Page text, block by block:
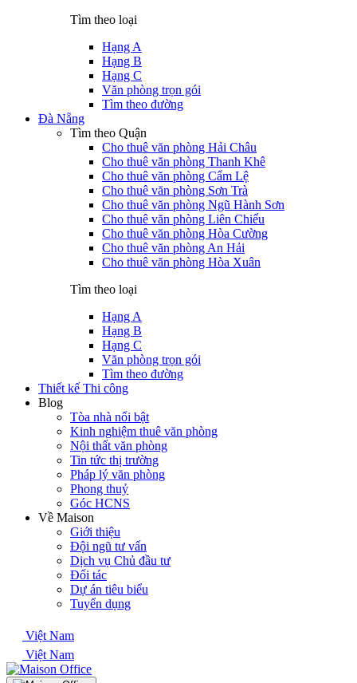
Tìm theo loại
Hạng A
Hạng B
Hạng C
Văn phòng trọn gói
Tìm theo đường
Đà Nẵng
Tìm theo Quận
Cho thuê văn phòng Hải Châu
Cho thuê văn phòng Thanh Khê
Cho thuê văn phòng Cẩm Lệ
Cho thuê văn phòng Sơn Trà
Cho thuê văn phòng Ngũ Hành Sơn
Cho thuê văn phòng Liên Chiểu
Cho thuê văn phòng Hòa Cường
Cho thuê văn phòng An Hải
Cho thuê văn phòng Hòa Xuân
Tìm theo loại
Hạng A
Hạng B
Hạng C
Văn phòng trọn gói
Tìm theo đường
Thiết kế Thi công
Blog
Tòa nhà nổi bật
Kinh nghiệm thuê văn phòng
Nội thất văn phòng
Tin tức thị trường
Pháp lý văn phòng
Phong thuỷ
Góc HCNS
Về Maison
Giới thiệu
Đội ngũ tư vấn
Dịch vụ Chủ đầu tư
Đối tác
Dự án tiêu biểu
Tuyển dụng
Việt Nam
Việt Nam